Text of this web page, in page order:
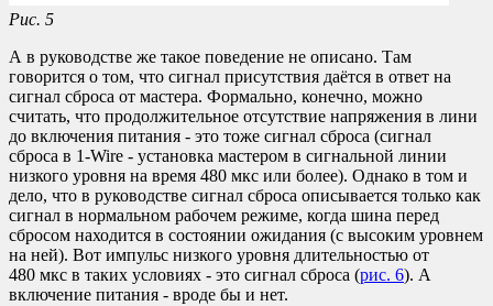
Рис. 5
А в руководстве же такое поведение не описано. Там
говорится о том, что сигнал присутствия даётся в ответ на
сигнал сброса от мастера. Формально, конечно, можно
считать, что продолжительное отсутствие напряжения в лини
до включения питания - это тоже сигнал сброса (сигнал
сброса в 1-Wire - установка мастером в сигнальной линии
низкого уровня на время 480 мкс или более). Однако в том и
дело, что в руководстве сигнал сброса описывается только как
сигнал в нормальном рабочем режиме, когда шина перед
сбросом находится в состоянии ожидания (с высоким уровнем
на ней). Вот импульс низкого уровня длительностью от
480 мкс в таких условиях - это сигнал сброса (рис. 6). А
включение питания - вроде бы и нет.